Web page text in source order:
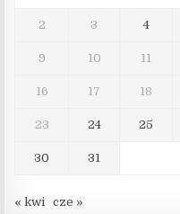
2 3 4
9 10 11
16 17 18
23 24 25
30 31
« kwi cze »